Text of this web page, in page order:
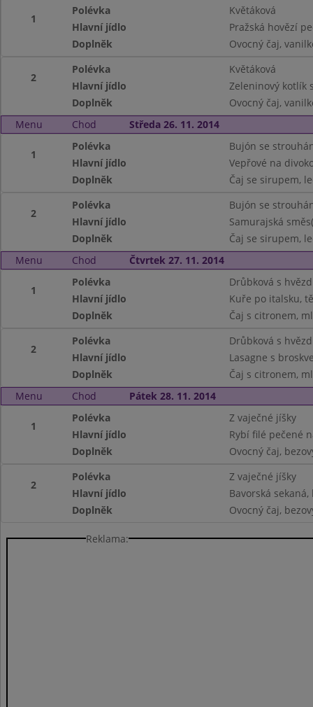
1
Polévka
Květáková
Hlavní jídlo
Pražská hovězí
Doplněk
Ovocný čaj,
2
Polévka
Květáková
Hlavní jídlo
Zeleninový kotlík
Doplněk
Ovocný čaj,
Menu
Chod Středa 26. 11. 2014
1
Polévka
Bujón se
Hlavní jídlo
Vepřové na
Doplněk
Čaj se sirupem,
2
Polévka
Bujón se
Hlavní jídlo
Samurajská
Doplněk
Čaj se sirupem,
Menu
Chod Čtvrtek 27. 11. 2014
1
Polévka
Drůbková s
Hlavní jídlo
Kuře po italsku,
Doplněk
Čaj s citronem,
2
Polévka
Drůbková s
Hlavní jídlo
Lasagne s
Doplněk
Čaj s citronem,
Menu
Chod Pátek 28. 11. 2014
1
Polévka
Z vaječné jíšky
Hlavní jídlo
Rybí filé pečené
Doplněk
Ovocný čaj,
2
Polévka
Z vaječné jíšky
Hlavní jídlo
Bavorská
Doplněk
Ovocný čaj,
Reklama: